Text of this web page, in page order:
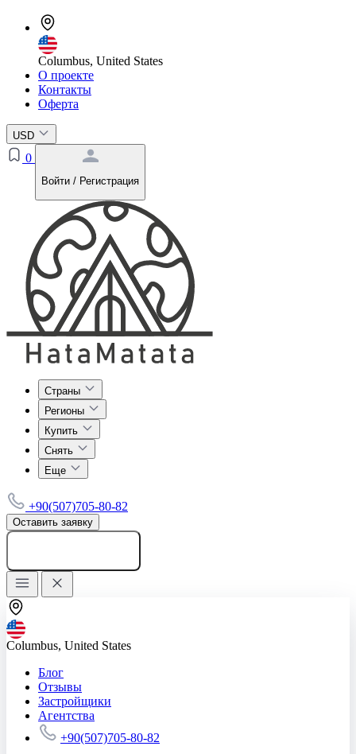
Columbus, United States
О проекте
Контакты
Оферта
USD
0
Войти / Регистрация
Страны
Регионы
Купить
Снять
Еще
+90(507)705-80-82
Оставить заявку
Columbus, United States
Блог
Отзывы
Застройщики
Агентства
+90(507)705-80-82